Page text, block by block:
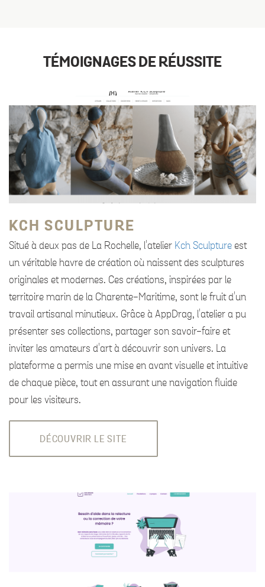
TÉMOIGNAGES DE RÉUSSITE
KCH SCULPTURE
Situé à deux pas de La Rochelle, l'atelier Kch Sculpture est
un véritable havre de création où naissent des sculptures
originales et modernes. Ces créations, inspirées par le
territoire marin de la Charente-Maritime, sont le fruit d'un
travail artisanal minutieux. Grâce à AppDrag, l'atelier a pu
présenter ses collections, partager son savoir-faire et
inviter les amateurs d'art à découvrir son univers. La
plateforme a permis une mise en avant visuelle et intuitive
de chaque pièce, tout en assurant une navigation fluide
pour les visiteurs.
DÉCOUVRIR LE SITE